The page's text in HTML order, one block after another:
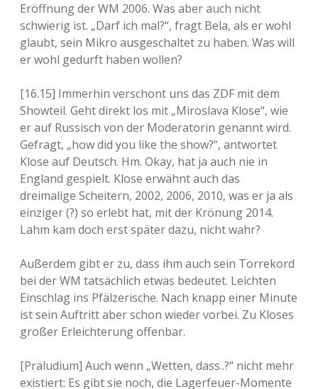
Eröffnung der WM 2006. Was aber auch nicht
schwierig ist. „Darf ich mal?“, fragt Bela, als er wohl
glaubt, sein Mikro ausgeschaltet zu haben. Was will
er wohl gedurft haben wollen?
[16.15] Immerhin verschont uns das ZDF mit dem
Showteil. Geht direkt los mit „Miroslava Klose“, wie
er auf Russisch von der Moderatorin genannt wird.
Gefragt, „how did you like the show?“, antwortet
Klose auf Deutsch. Hm. Okay, hat ja auch nie in
England gespielt. Klose erwähnt auch das
dreimalige Scheitern, 2002, 2006, 2010, was er ja als
einziger (?) so erlebt hat, mit der Krönung 2014.
Lahm kam doch erst später dazu, nicht wahr?
Außerdem gibt er zu, dass ihm auch sein Torrekord
bei der WM tatsächlich etwas bedeutet. Leichten
Einschlag ins Pfälzerische. Nach knapp einer Minute
ist sein Auftritt aber schon wieder vorbei. Zu Kloses
großer Erleichterung offenbar.
[Präludium] Auch wenn „Wetten, dass..?“ nicht mehr
existiert: Es gibt sie noch, die Lagerfeuer-Momente